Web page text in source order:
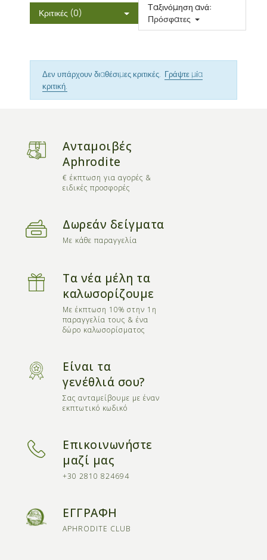
Κριτικές (0)
Ταξινόμηση ανά:
Πρόσφατες
Δεν υπάρχουν διαθέσιμες κριτικές. Γράψτε μία
κριτική.
Ανταμοιβές
Aphrodite
€ έκπτωση για αγορές &
ειδικές προσφορές
Δωρεάν δείγματα
Με κάθε παραγγελία
Τα νέα μέλη τα
καλωσορίζουμε
Με έκπτωση 10% στην 1η
παραγγελία τους & ένα
δώρο καλωσορίσματος
Είναι τα
γενέθλιά σου?
Σας ανταμείβουμε με έναν
εκπτωτικό κωδικό
Επικοινωνήστε
μαζί μας
+30 2810 824694
ΕΓΓΡΑΦΗ
APHRODITE CLUB